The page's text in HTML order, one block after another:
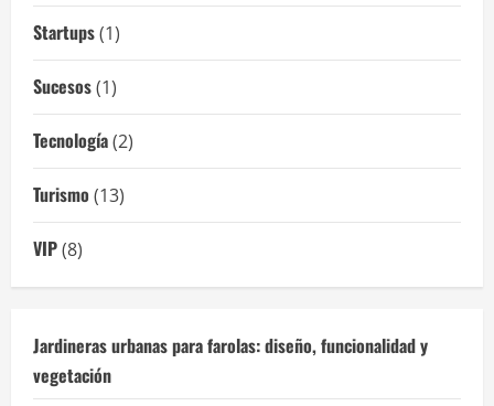
Startups(1)
Sucesos(1)
Tecnología(2)
Turismo (13)
VIP(8)
Jardineras urbanas para farolas: diseño, funcionalidad y
vegetación